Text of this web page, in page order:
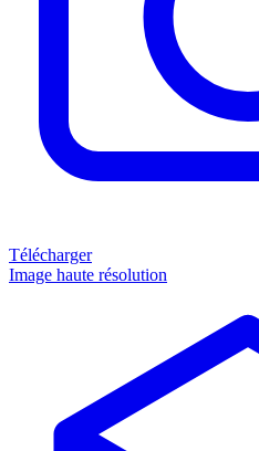
Télécharger
Image haute résolution